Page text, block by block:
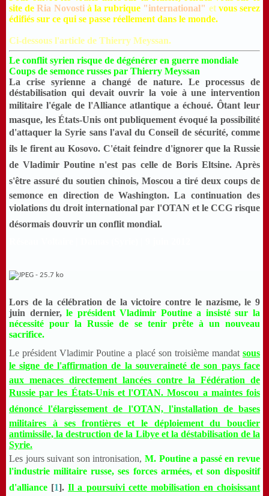
site de Ria Novosti à la rubrique "international" et vous serez
édifiés sur ce qui se passe réellement dans le monde.
Ci-dessous l'article de Thierry Meyssan.
Le conflit syrien risque de dégénérer en guerre mondiale
Coups de semonce russes par Thierry Meyssan
La crise syrienne a changé de nature. Le processus de
déstabilisation qui devait ouvrir la voie à une intervention
militaire l'égale de l'Alliance atlantique a échoué. Ôtant leur
masque, les États-Unis ont publiquement évoqué la possibilité
d'attaquer la Syrie sans l'aval du Conseil de sécurité, comme
ils le firent au Kosovo. C'était feindre d'ignorer que la Russie
de Vladimir Poutine n'est pas celle de Boris Eltsine. Après
s'être assuré du soutien chinois, Moscou a tiré deux coups de
semonce en direction de Washington. La continuation des
violations du droit international par l'OTAN et le CCG risque
désormais douvrir un conflit mondial.
Lors de la célébration de la victoire contre le nazisme, le 9
juin dernier,le président Vladimir Poutine a insisté sur la
nécessité pour la Russie de se tenir prête à un nouveau
sacrifice.
Le président Vladimir Poutine a placé son troisième mandat sous
le signe de l'affirmation de la souveraineté de son pays face
aux menaces directement lancées contre la Fédération de
Russie par les États-Unis et l'OTAN. Moscou a maintes fois
dénoncé l'élargissement de l'OTAN, l'installation de bases
militaires à ses frontières et le déploiement du bouclier
antimissile, la destruction de la Libye et la déstabilisation de la
Syrie.
Les jours suivant son intronisation, M. Poutine a passé en revue
l'industrie militaire russe, ses forces armées, et son dispositif
d'alliance [1].Il a poursuivi cette mobilisation en choisissant